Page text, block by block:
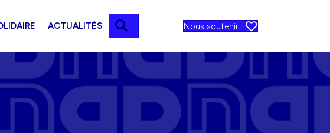
ACTUALITÉS RECHERCHERNous soutenir